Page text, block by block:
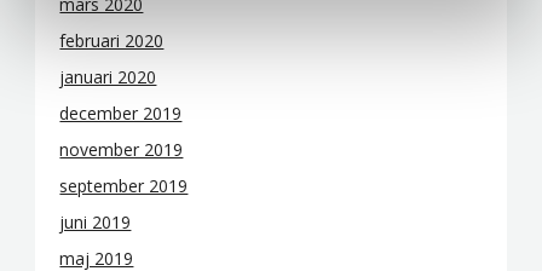
februari 2020
januari 2020
december 2019
november 2019
september 2019
juni 2019
maj 2019